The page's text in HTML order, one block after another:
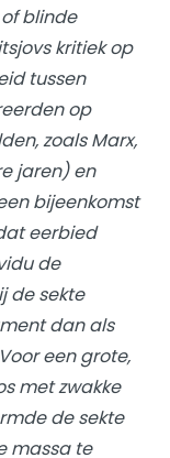
blinde
kritiek op
tussen
op
zoals Marx,
jaren) en
bijeenkomst
eerbied
de
de sekte
dan als
een grote,
met zwakke
de sekte
massa te